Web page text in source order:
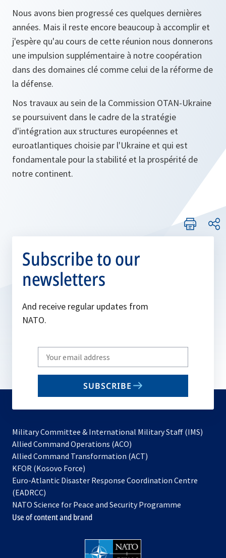
Nous avons bien progressé ces quelques dernières
années. Mais il reste encore beaucoup à accomplir et
j'espère qu'au cours de cette réunion nous donnerons
une impulsion supplémentaire à notre coopération
dans des domaines clé comme celui de la réforme de
la défense.
Nos travaux au sein de la Commission OTAN-Ukraine
se poursuivent dans le cadre de la stratégie
d'intégration aux structures européennes et
euroatlantiques choisie par l'Ukraine et qui est
fondamentale pour la stabilité et la prospérité de
notre continent.
Subscribe to our
newsletters
And receive regular updates from
NATO.
Write
your
email
SUBSCRIBE
Military Committee & International Military Staff (IMS)
Allied Command Operations (ACO)
in
new
Allied Command Transformation (ACT)
a
tab
KFOR (Kosovo Force)
in
new
tab
Euro-Atlantic Disaster Response Coordination Centre
(EADRCC)
NATO Science for Peace and Security Programme
Use of content and brand